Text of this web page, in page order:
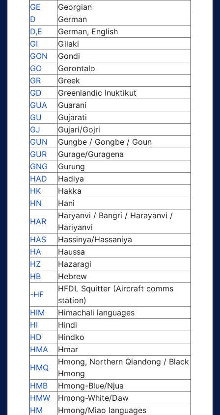
GE
Georgian
D
German
D,E
German, English
GI
Gilaki
GON
Gondi
GO
Gorontalo
GR
Greek
GD
Greenlandic Inuktikut
GUA
Guaraní
GU
Gujarati
GJ
Gujari/Gojri
GUN
Gungbe / Gongbe / Goun
GUR
Gurage/Guragena
GNG
Gurung
HAD
Hadiya
HK
Hakka
HN
Hani
HAR
Haryanvi / Bangri / Harayanvi /
Hariyanvi
HAS
Hassinya/Hassaniya
HA
Haussa
HZ
Hazaragi
HB
Hebrew
-HF
HFDL Squitter (Aircraft comms
station)
HIM
Himachali languages
HI
Hindi
HD
Hindko
HMA
Hmar
HMQ
Hmong, Northern Qiandong / Black
Hmong
HMB
Hmong-Blue/Njua
HMW
Hmong-White/Daw
HM
Hmong/Miao languages